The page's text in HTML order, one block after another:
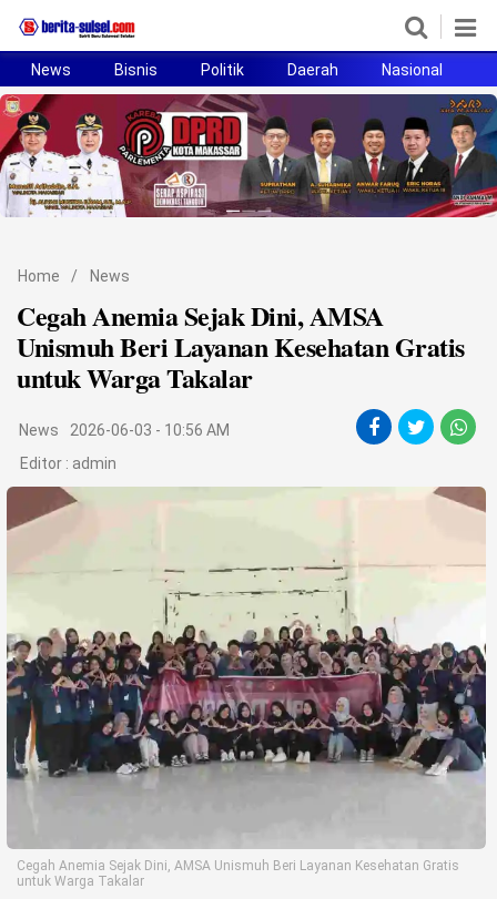
Home
News
Politik
Bisnis
Otomotif
Sport
Life Style
Video
More
Disclaimer
News Bisnis Politik Daerah Nasional
Home / News
Cegah Anemia Sejak Dini, AMSA
Unismuh Beri Layanan Kesehatan Gratis
untuk Warga Takalar
News
2026-06-03 - 10:56 AM
Editor : admin
Cegah Anemia Sejak Dini, AMSA Unismuh Beri Layanan Kesehatan Gratis
untuk Warga Takalar